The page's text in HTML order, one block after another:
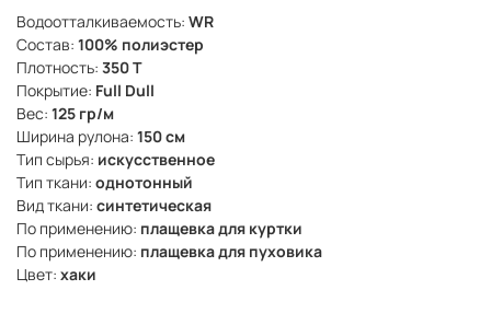
Водоотталкиваемость: WR
Состав: 100% полиэстер
Плотность: 350 Т
Покрытие: Full Dull
Вес: 125 гр/м
Ширина рулона: 150 см
Тип сырья: искусственное
Тип ткани: однотонный
Вид ткани: синтетическая
По применению: плащевка для куртки
По применению: плащевка для пуховика
Цвет: хаки